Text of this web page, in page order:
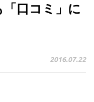
口コミ」に
2016.07.22